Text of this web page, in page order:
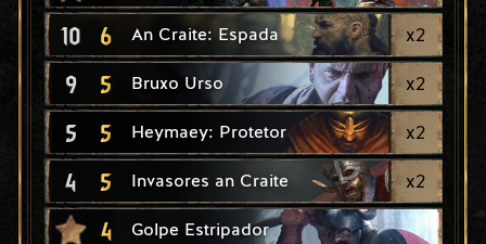
10 6 An Craite: Espada x2
9 5 Bruxo Urso x2
5 5 Heymaey: Protetor x2
4 5 Invasores an Craite x2
4 Golpe Estripador